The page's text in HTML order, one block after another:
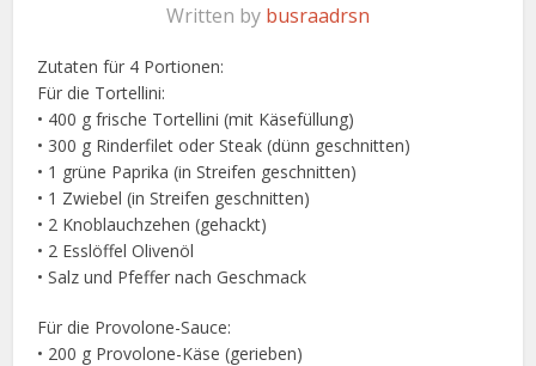
Written by busraadrsn
Zutaten für 4 Portionen:
Für die Tortellini:
• 400 g frische Tortellini (mit Käsefüllung)
• 300 g Rinderfilet oder Steak (dünn geschnitten)
• 1 grüne Paprika (in Streifen geschnitten)
• 1 Zwiebel (in Streifen geschnitten)
• 2 Knoblauchzehen (gehackt)
• 2 Esslöffel Olivenöl
• Salz und Pfeffer nach Geschmack
Für die Provolone-Sauce:
• 200 g Provolone-Käse (gerieben)